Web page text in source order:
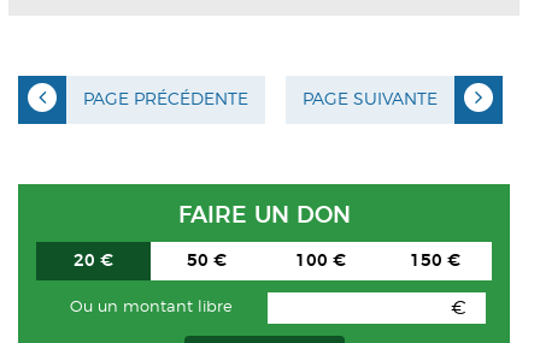
PAGE PRÉCÉDENTE PAGE SUIVANTE
FAIRE UN DON
20 € 50 € 100 € 150 €
Ou un montant libre €